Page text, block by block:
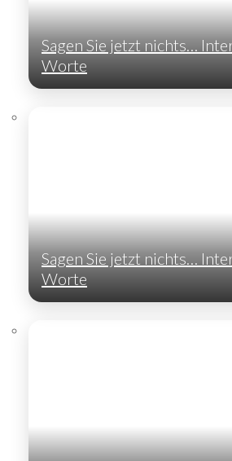
Sagen Sie jetzt nichts…
Worte
Sagen Sie jetzt nichts…
Worte